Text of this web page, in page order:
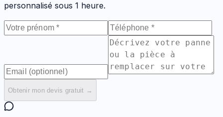
personnalisé sous 1 heure.
Obtenir mon devis gratuit →